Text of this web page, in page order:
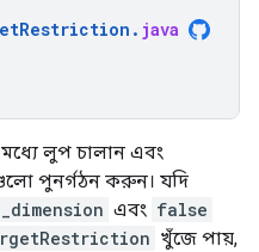
. java
লুপ চালান এবং
পুনর্গঠন করুন। যদি
এবং false
খুঁজে পায়,